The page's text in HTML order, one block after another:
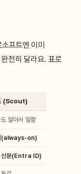
프트엔 이미
전히 달라요. 표로
(Scout)
알아서 일함
(always-on)
신분(Entra ID)